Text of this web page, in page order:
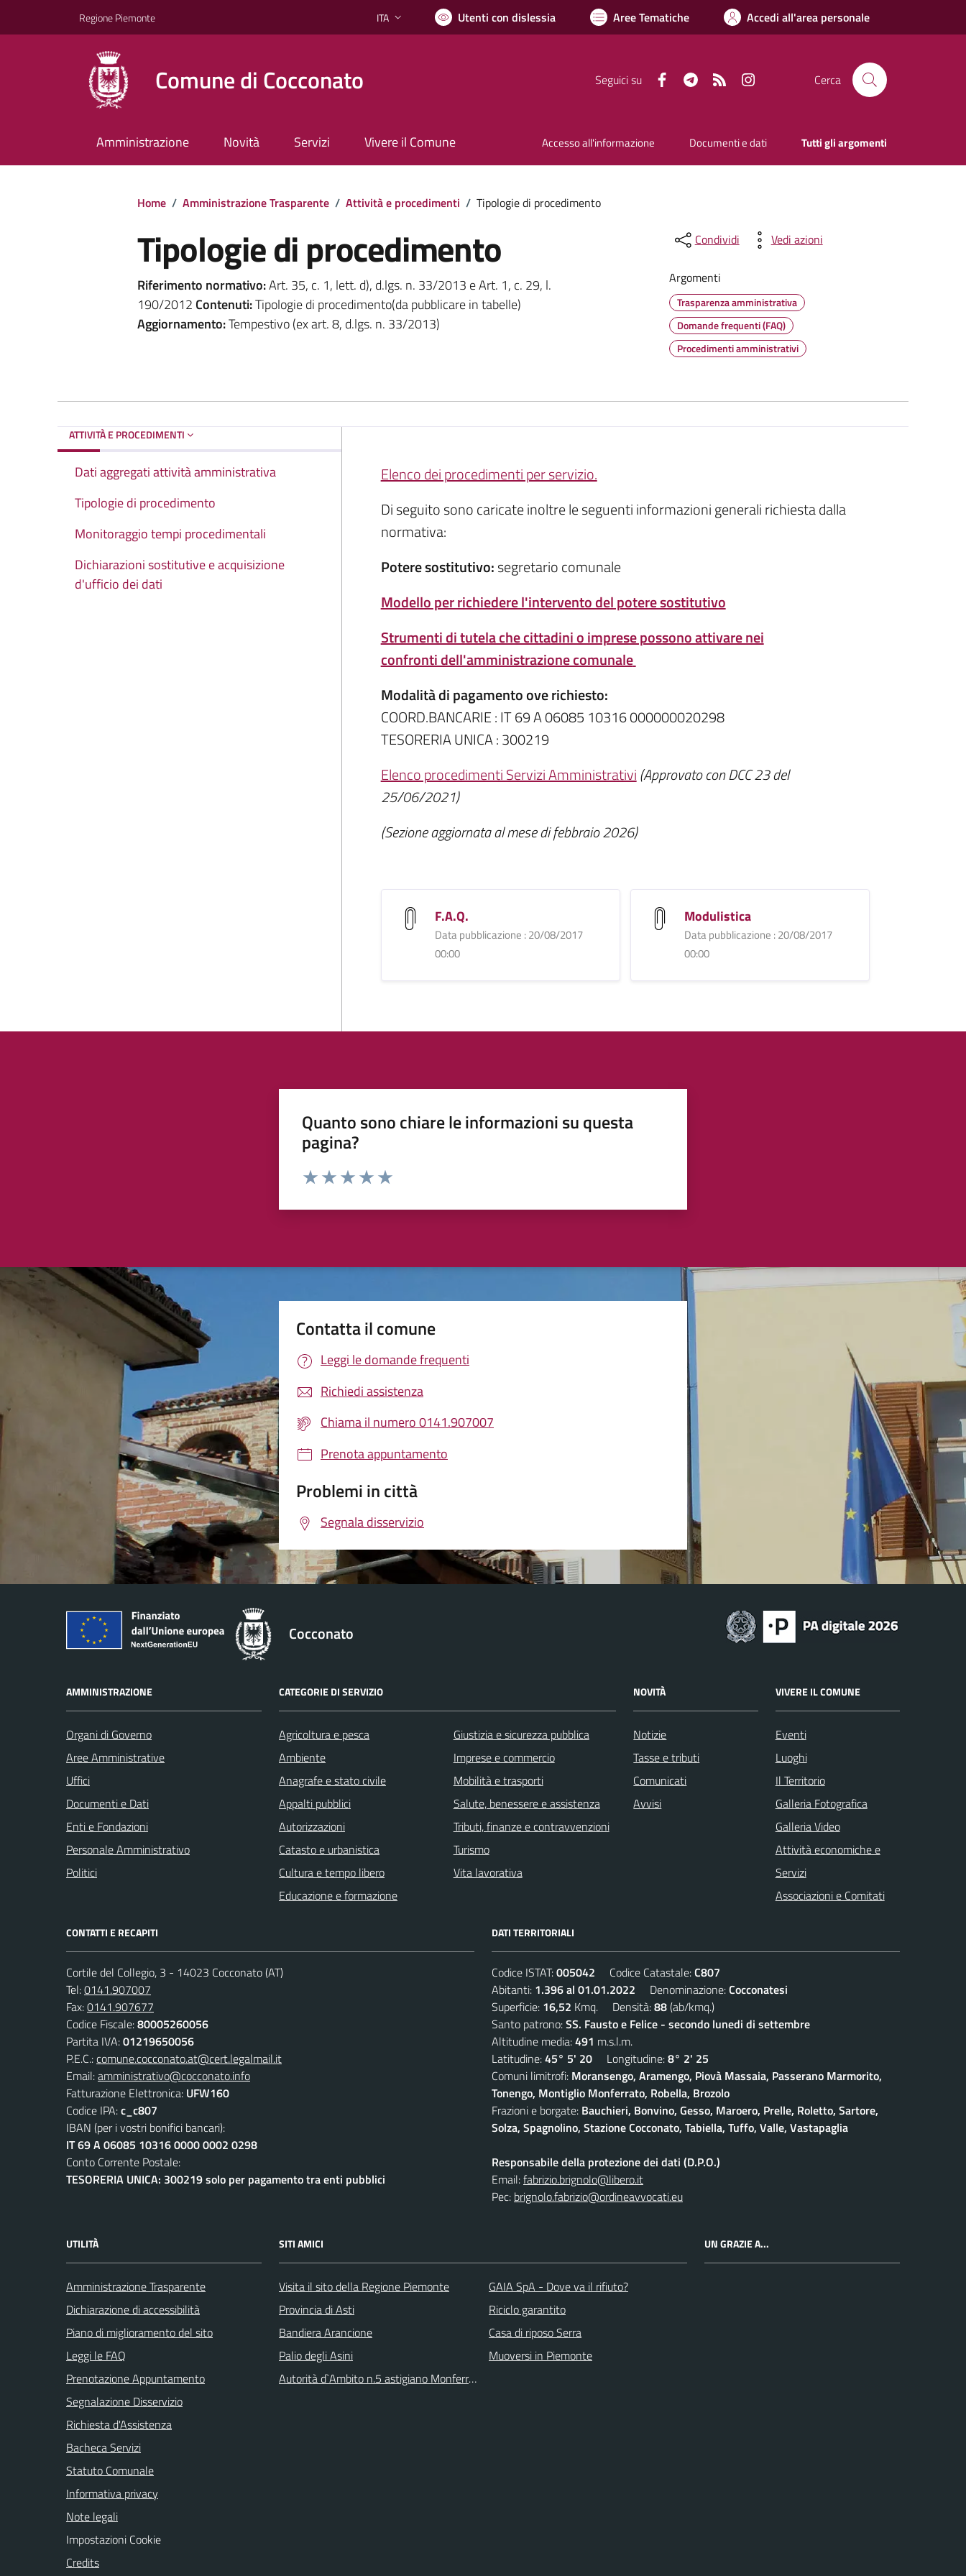
Regione Piemonte Lingua attiva:
ITA Utenti con dislessia Aree Tematiche Accedi all'area personale
Comune di Cocconato Seguici su FacebookTelegramRSS Cerca
Amministrazione Novità Servizi Vivere il Comune Accesso all'informazione Documenti e dati Tutti gli argomenti
Home / Amministrazione Trasparente / Attività e procedimenti / Tipologie di procedimento
Tipologie di procedimento
Riferimento normativo:Art. 35, c. 1, lett. d), d.lgs. n. 33/2013 e Art. 1, c. 29, l.
190/2012 Contenuti:Tipologie di procedimento(da pubblicare in tabelle)
Aggiornamento:Tempestivo (ex art. 8, d.lgs. n. 33/2013)
Condividi Vedi azioni
Argomenti
Trasparenza amministrativa
Domande frequenti (FAQ)
Procedimenti amministrativi
ATTIVITÀ E PROCEDIMENTI
Dati aggregati attività amministrativa
Tipologie di procedimento
Monitoraggio tempi procedimentali
Dichiarazioni sostitutive e acquisizione
d'ufficio dei dati
Elenco dei procedimenti per servizio.
Di seguito sono caricate inoltre le seguenti informazioni generali richiesta dalla
normativa:
Potere sostitutivo:segretario comunale
Modello per richiedere l'intervento del potere sostitutivo
Strumenti di tutela che cittadini o imprese possono attivare nei
confronti dell'amministrazione comunale
Modalità di pagamento ove richiesto:
COORD.BANCARIE : IT 69 A 06085 10316 000000020298
TESORERIA UNICA : 300219
Elenco procedimenti Servizi Amministrativi(Approvato con DCC 23 del
25/06/2021)
(Sezione aggiornata al mese di febbraio 2026)
F.A.Q.
Data pubblicazione : 20/08/2017
00:00
Modulistica
Data pubblicazione : 20/08/2017
00:00
Quanto sono chiare le informazioni su questa
pagina?
Valuta da 1 a 5 stelle la pagina
Contatta il comune
Leggi le domande frequenti
Richiedi assistenza
Chiama il numero 0141.907007
Prenota appuntamento
Problemi in città
Segnala disservizio
Cocconato
AMMINISTRAZIONE
Organi di Governo
Aree Amministrative
Uffici
Documenti e Dati
Enti e Fondazioni
Personale Amministrativo
Politici
CATEGORIE DI SERVIZIO
Agricoltura e pesca
Ambiente
Anagrafe e stato civile
Appalti pubblici
Autorizzazioni
Catasto e urbanistica
Cultura e tempo libero
Educazione e formazione
Giustizia e sicurezza pubblica
Imprese e commercio
Mobilità e trasporti
Salute, benessere e assistenza
Tributi, finanze e contravvenzioni
Turismo
Vita lavorativa
NOVITÀ
Notizie
Tasse e tributi
Comunicati
Avvisi
VIVERE IL COMUNE
Eventi
Luoghi
Il Territorio
Galleria Fotografica
Galleria Video
Attività economiche e
Servizi
Associazioni e Comitati
CONTATTI E RECAPITI
Cortile del Collegio, 3 - 14023 Cocconato (AT)
Tel:0141.907007
Fax:0141.907677
Codice Fiscale:80005260056
Partita IVA:01219650056
P.E.C.:comune.cocconato.at@cert.legalmail.it
Email:amministrativo@cocconato.info
Fatturazione Elettronica: UFW160
Codice IPA:c_c807
IBAN (per i vostri bonifici bancari):
IT 69 A 06085 10316 0000 0002 0298
Conto Corrente Postale:
TESORERIA UNICA: 300219 solo per pagamento tra enti pubblici
DATI TERRITORIALI
Codice ISTAT:005042 Codice Catastale:C807
Abitanti: 1.396 al 01.01.2022 Denominazione:Cocconatesi
Superficie: 16,52 Kmq. Densità:88(ab/kmq.)
Santo patrono:SS. Fausto e Felice - secondo lunedi di settembre
Altitudine media:491 m.s.l.m.
Latitudine:45° 5' 20 Longitudine:8° 2' 25
Comuni limitrofi: Moransengo, Aramengo, Piovà Massaia, Passerano Marmorito,
Tonengo, Montiglio Monferrato, Robella, Brozolo
Frazioni e borgate: Bauchieri, Bonvino, Gesso, Maroero, Prelle, Roletto, Sartore,
Solza, Spagnolino, Stazione Cocconato, Tabiella, Tuffo, Valle, Vastapaglia
Responsabile della protezione dei dati (D.P.O.)
Email:fabrizio.brignolo@libero.it
Pec: brignolo.fabrizio@ordineavvocati.eu
UTILITÀ
Amministrazione Trasparente
Dichiarazione di accessibilità
Piano di miglioramento del sito
Leggi le FAQ
Prenotazione Appuntamento
Segnalazione Disservizio
Richiesta d'Assistenza
Bacheca Servizi
Statuto Comunale
Informativa privacy
Note legali
Impostazioni Cookie
Credits
SITI AMICI
Visita il sito della Regione Piemonte
Provincia di Asti
Bandiera Arancione
Palio degli Asini
Autorità d`Ambito n.5 astigiano Monferrato
GAIA SpA - Dove va il rifiuto?
Riciclo garantito
Casa di riposo Serra
Muoversi in Piemonte
UN GRAZIE A...